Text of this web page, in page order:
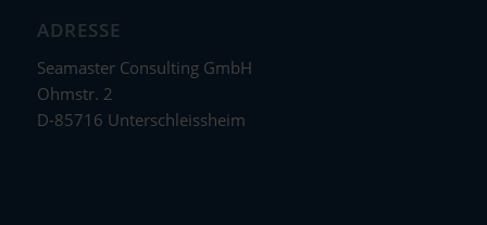
ADRESSE
Seamaster Consulting GmbH
Ohmstr. 2
D-85716 Unterschleissheim